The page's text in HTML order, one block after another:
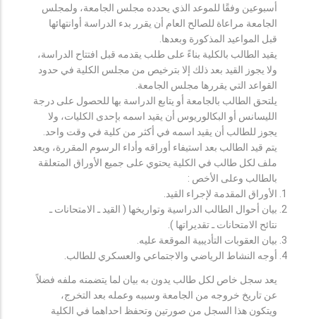
أسبوعين وفقًا للموعد الذي يحدده مجلس الجامعة، ولمجلس
الجامعة مراعاة للصالح العام أن يقرر بدء الدراسة أوانتهائها
قبل المواعيد المذكورة وبعدها.
يقيد الطالب بالكلية بناءً على طلب يقدمه قبل افتتاح الدراسة،
ولا يجوز القيد بعد ذلك إلا بترخيص من مجلس الكلية في حدود
القواعد التي يقررها مجلس الجامعة.
يلتحق الطالب بالجامعة أو يتابع الدراسة بها للحصول على درجة
الليسانس أو البكالوريوس أن يقيد اسمه بإحدى الكليات، ولا
يجوز للطالب أن يقيد اسمه في أكثر من كلية في وقت واحد.
يتم قيد الطالب بعد استيفاء أوراقه وأداء الرسوم المقررة، ويعد
ملف لكل طالب في الكلية يحتوي على جميع الأوراق المتعلقة
بالطالب وعلى الأخص :
الأوراق المقدمة لإجراء القيد.
بيان أحوال الطالب الدراسية وتواريخها ( القيد ـ الامتحانات ـ
نتائح الامتحانات ـ تقديراتها ).
بيان العقوبات التأديبية الموقعة عليه.
أوجه النشاط الرياضي والاجتماعي والعسكري للطالب.
يعد سجل خاص لكل طالب يدون به بيان لما يتضمنه ملفه فضلاً
عن تاريخ خروجه من الجامعة وسببه وعمله بعد التخرج،
ويتكون هذا السجل من صورتين وتحفظ احداهما في الكلية